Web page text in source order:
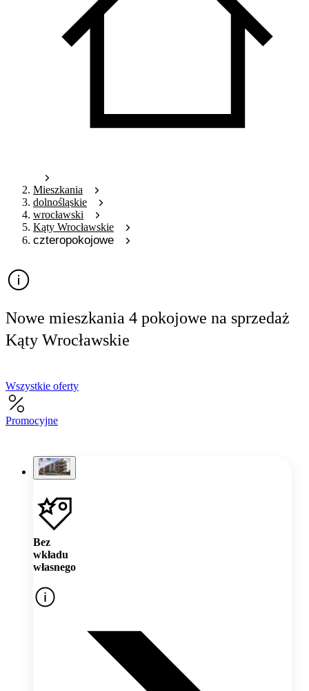
Mieszkania
dolnośląskie
wrocławski
Kąty Wrocławskie
czteropokojowe
Nowe mieszkania 4 pokojowe na sprzedaż
Kąty Wrocławskie
Wszystkie oferty
Promocyjne
Bez
wkładu
własnego